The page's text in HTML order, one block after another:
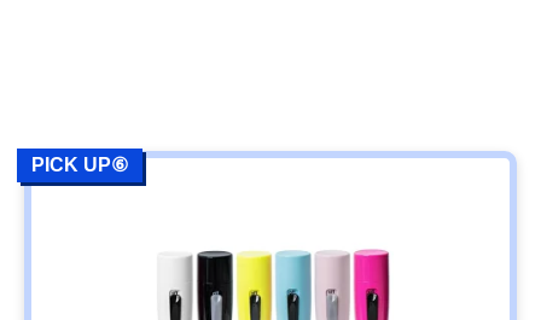
PICK UP⑥